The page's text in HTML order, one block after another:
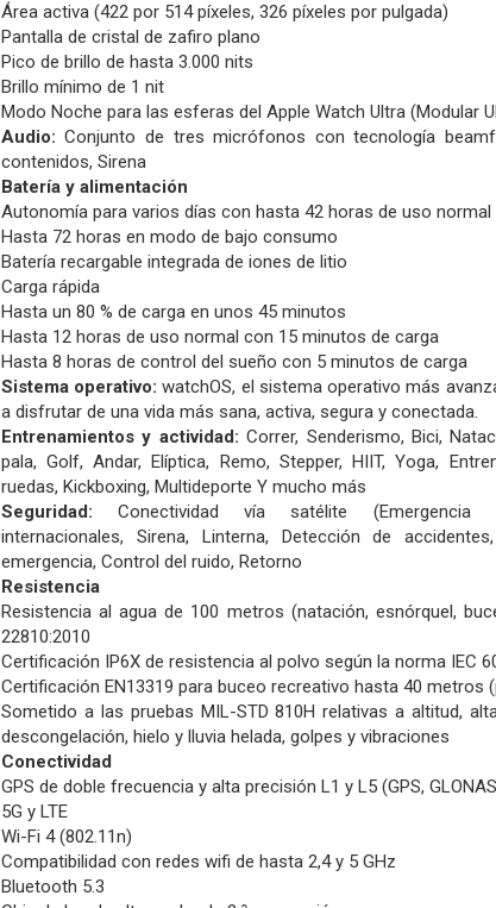
Área activa (422 por 514 píxeles, 326 píxeles por pulgada)
Pantalla de cristal de zafiro plano
Pico de brillo de hasta 3.000 nits
Brillo mínimo de 1 nit
Modo Noche para las esferas del Apple Watch Ultra (Modular
Audio:Conjunto de tres micrófonos con tecnología
contenidos, Sirena
Batería y alimentación
Autonomía para varios días con hasta 42 horas de uso normal
Hasta 72 horas en modo de bajo consumo
Batería recargable integrada de iones de litio
Carga rápida
Hasta un 80 % de carga en unos 45 minutos
Hasta 12 horas de uso normal con 15 minutos de carga
Hasta 8 horas de control del sueño con 5 minutos de carga
Sistema operativo:watchOS, el sistema operativo más
a disfrutar de una vida más sana, activa, segura y conectada.
Entrenamientos y actividad: Correr, Senderismo, Bici,
pala,Golf,Andar,Elíptica, Remo, Stepper,HIIT,Yoga,
ruedas, Kickboxing, Multideporte Y mucho más
Seguridad:Conectividad vía satélite
internacionales, Sirena, Linterna, Detección de
emergencia, Control del ruido, Retorno
Resistencia
Resistencia al agua de 100 metros (natación, esnórquel,
22810:2010
Certificación IP6X de resistencia al polvo según la norma IEC
Certificación EN13319 para buceo recreativo hasta 40 metros
Sometido a las pruebas MIL-STD 810H relativas a altitud,
descongelación, hielo y lluvia helada, golpes y vibraciones
Conectividad
GPS de doble frecuencia y alta precisión L1 y L5 (GPS,
5G y LTE
Wi-Fi 4 (802.11n)
Compati­bilidad con redes wifi de hasta 2,4 y 5 GHz
Bluetooth 5.3